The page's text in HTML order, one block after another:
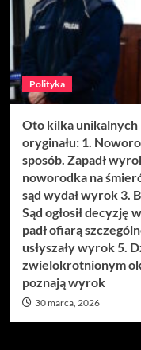
Polityka
Oto kilka unikalnych
oryginału: 1.
sposób. Zapadł
noworodka na
sąd wydał wyrok 3.
Sąd ogłosił
padł ofiarą
usłyszały wyrok 5.
zwielokrotnionym
poznają wyrok
30 marca, 2026